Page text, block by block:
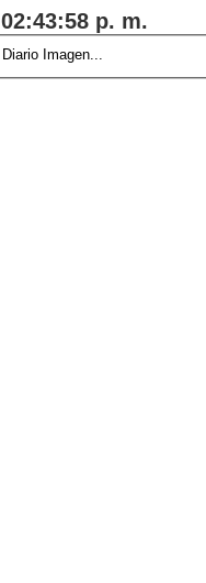
p. m.